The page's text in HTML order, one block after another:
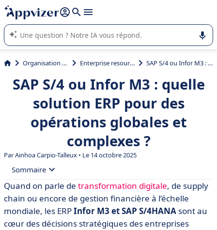
répondre (plusieurs lignes avec
L'IA de Appvizer vous guide dans l'utilisation ou la sélection de
logiciel SaaS en entreprise.
Organisation et planification Enterprise resource planning (ERP) SAP S/4 ou Infor M3 : quelle solution ERP pour des opérations globales et complexes ?
SAP S/4 ou Infor M3 : quelle
solution ERP pour des
opérations globales et
complexes ?
ParAinhoa Carpio-Talleux • Le 14 octobre 2025
Sommaire
• Qu’est-ce que Infor M3 ?
• Qu’est-ce que SAP S/4 ?
• Infor M3 vs SAP S/4 : comparez les fonctionnalités
Quand on parle de transformation digitale, de supply
chain ou encore de gestion financière à l’échelle
mondiale, les ERPInfor M3 et SAP S/4HANA sont au
cœur des décisions stratégiques des entreprises